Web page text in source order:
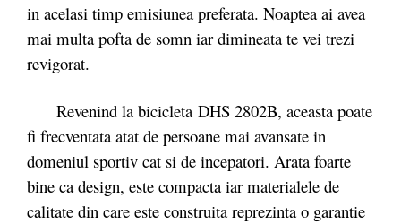
in acelasi timp emisiunea preferata. Noaptea ai avea
mai multa pofta de somn iar dimineata te vei trezi
revigorat.
Revenind la bicicleta DHS 2802B, aceasta poate
fi frecventata atat de persoane mai avansate in
domeniul sportiv cat si de incepatori. Arata foarte
bine ca design, este compacta iar materialele de
calitate din care este construita reprezinta o garantie